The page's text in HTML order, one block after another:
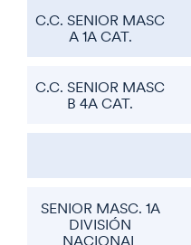
C.C. SENIOR MASC
A 1A CAT.
C.C. SENIOR MASC
B 4A CAT.
SENIOR MASC. 1A
DIVISIÓN
NACIONAL